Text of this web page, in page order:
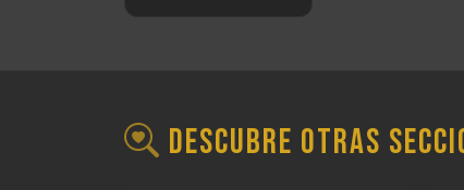
Descubre otras